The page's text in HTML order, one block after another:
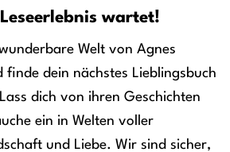
wartet!
Welt von Agnes
dein nächstes Lieblingsbuch
dich von ihren Geschichten
ein in Welten voller
und Liebe. Wir sind sicher,